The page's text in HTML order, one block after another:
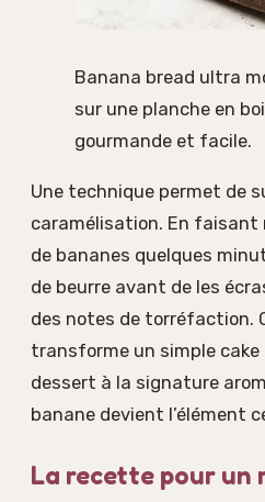
Banana bread ultra
sur une planche en
gourmande et facile.
Une technique permet de
caramélisation. En faisant
de bananes quelques
de beurre avant de les
des notes de torréfaction.
transforme un simple
dessert à la signature
banane devient l’élément
La recette pour un